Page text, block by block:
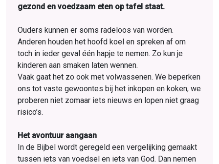
gezond en voedzaam eten op tafel staat.
Ouders kunnen er soms radeloos van worden.
Anderen houden het hoofd koel en spreken af om
toch in ieder geval één hapje te nemen. Zo kun je
kinderen aan smaken laten wennen.
Vaak gaat het zo ook met volwas­senen. We beperken
ons tot vaste gewoontes bij het inkopen en koken, we
proberen niet zomaar iets nieuws en lopen niet graag
risico’s.
Het avontuur aangaan
In de Bijbel wordt geregeld een vergelijking gemaakt
tussen iets van voedsel en iets van God. Dan nemen